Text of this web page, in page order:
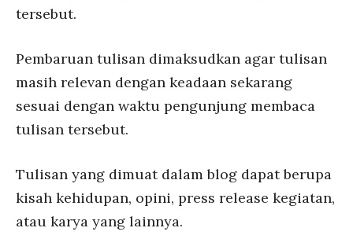
tersebut.
Pembaruan tulisan dimaksudkan agar tulisan
masih relevan dengan keadaan sekarang
sesuai dengan waktu pengunjung membaca
tulisan tersebut.
Tulisan yang dimuat dalam blog dapat berupa
kisah kehidupan, opini, press release kegiatan,
atau karya yang lainnya.